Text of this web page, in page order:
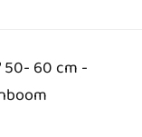
50- 60 cm -